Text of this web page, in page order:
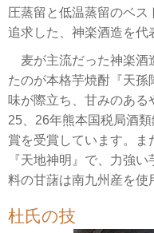
圧蒸留と低温蒸留のベス
追求した、神楽酒造を代
麦が主流だった神楽酒
たのが本格芋焼酎『天
味が際立ち、甘みのある
25、26年熊本国税局酒
賞を受賞しています。
『天地神明』で、力強
料の甘藷は南九州産を使
杜氏の技